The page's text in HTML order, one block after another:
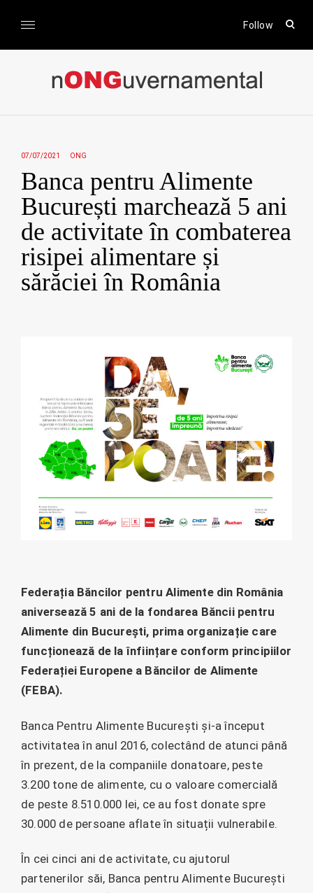
Follow
open
form
nONGuvernamental
07/07/2021 ONG
Banca pentru Alimente
București marchează 5 ani
de activitate în combaterea
risipei alimentare și
sărăciei în România
Federația Băncilor pentru Alimente din România
aniversează 5 ani de la fondarea Băncii pentru
Alimente din București, prima organizație care
funcționează de la înființare conform principiilor
Federației Europene a Băncilor de Alimente
(FEBA).
Banca Pentru Alimente București și-a început
activitatea în anul 2016, colectând de atunci până
în prezent, de la companiile donatoare, peste
3.200 tone de alimente, cu o valoare comercială
de peste 8.510.000 lei, ce au fost donate spre
30.000 de persoane aflate în situații vulnerabile.
În cei cinci ani de activitate, cu ajutorul
partenerilor săi, Banca pentru Alimente București